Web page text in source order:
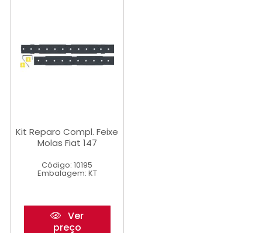
Kit Reparo Compl. Feixe
Molas Fiat 147
Código: 10195
Embalagem: KT
Ver
preço